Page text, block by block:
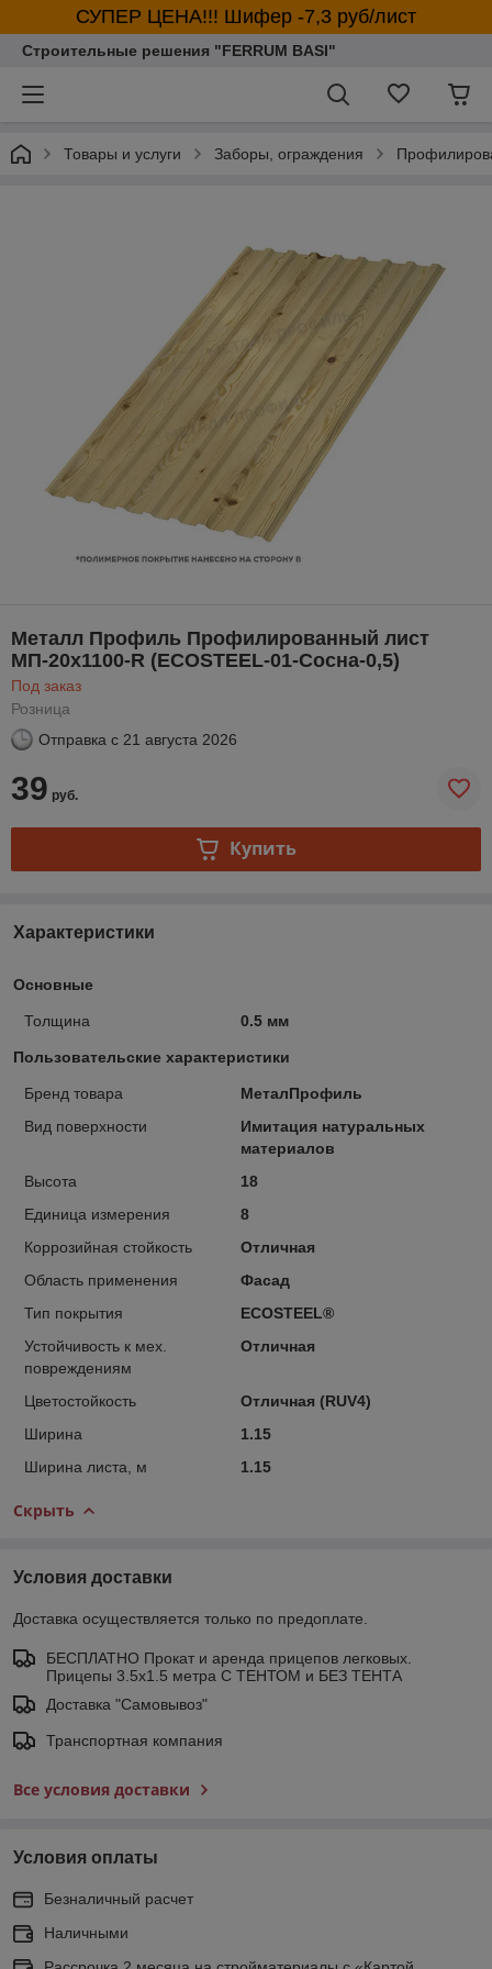
СУПЕР ЦЕНА!!! Шифер -7,3 руб/лист
Строительные решения "FERRUM BASI"
Товары и услуги Заборы, ограждения
Металл Профиль Профилированный лист
МП-20x1100-R (ECOSTEEL-01-Сосна-0,5)
Под заказ
Розница
Отправка с 21 августа 2026
39 руб.
Купить
Характеристики
Основные
Толщина 0.5 мм
Пользовательские характеристики
Бренд товара
МеталПрофиль
Вид поверхности
Имитация натуральных
материалов
Высота
18
Единица измерения
8
Коррозийная стойкость
Отличная
Область применения
Фасад
Тип покрытия
ECOSTEEL®
Устойчивость к мех.
повреждениям
Отличная
Цветостойкость
Отличная (RUV4)
Ширина
1.15
Ширина листа, м
1.15
Скрыть
Условия доставки
Доставка осуществляется только по предоплате.
БЕСПЛАТНО Прокат и аренда прицепов легковых.
Прицепы 3.5х1.5 метра С ТЕНТОМ и БЕЗ ТЕНТА
Доставка "Самовывоз"
Транспортная компания
Все условия доставки
Условия оплаты
Безналичный расчет
Наличными